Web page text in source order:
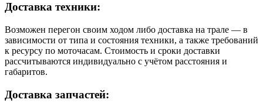
Доставка техники:
Возможен перегон своим ходом либо доставка на трале — в
зависимости от типа и состояния техники, а также требований
к ресурсу по моточасам. Стоимость и сроки доставки
рассчитываются индивидуально с учётом расстояния и
габаритов.
Доставка запчастей: